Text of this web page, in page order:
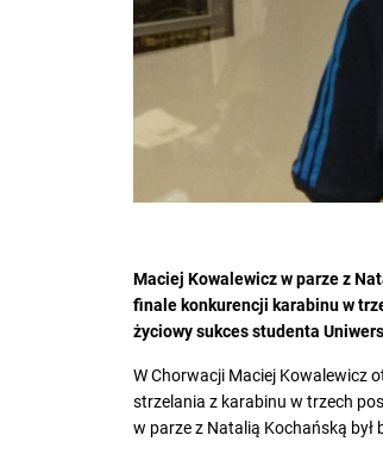
Maciej Kowalewicz w parze z
finale konkurencji karabinu w
życiowy sukces studenta
W Chorwacji Maciej Kowalewicz
strzelania z karabinu w trzech
w parze z Natalią Kochańską był